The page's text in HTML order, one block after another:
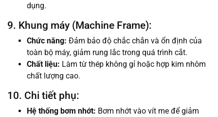
dụng.
9. Khung máy (Machine Frame):
Chức năng: Đảm bảo độ chắc chắn và ổn định của
toàn bộ máy, giảm rung lắc trong quá trình cắt.
Chất liệu: Làm từ thép không gỉ hoặc hợp kim nhôm
chất lượng cao.
10. Chi tiết phụ:
Hệ thống bơm nhớt: Bơm nhớt vào vít me để giảm